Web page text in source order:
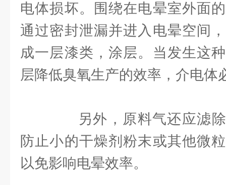
电体损坏。围绕在电晕室外面
通过密封泄漏并进入电晕空间
成一层漆类，涂层。当发生这
层降低臭氧生产的效率，介电体
另外，原料气还应滤除
防止小的干燥剂粉末或其他微
以免影响电晕效率。